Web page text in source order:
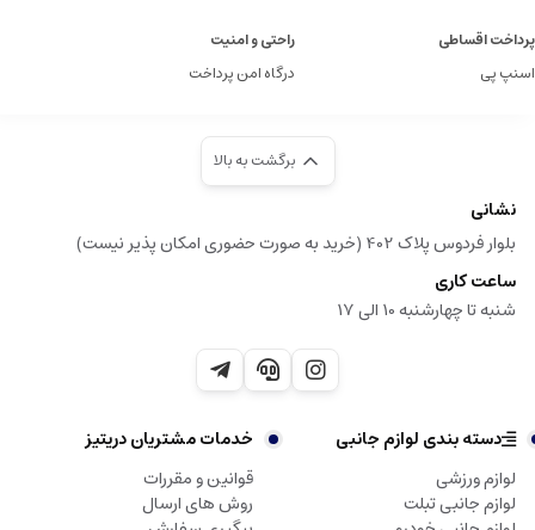
پرداخت اقساطی
اسنپ پی
راحتی و امنیت
درگاه امن پرداخت
برگشت به بالا
نشانی
بلوار فردوس پلاک 402 (خرید به صورت حضوری امکان پذیر نیست)
ساعت کاری
شنبه تا چهارشنبه 10 الی 17
دسته بندی لوازم جانبی
لوازم ورزشی
لوازم جانبی تبلت
خدمات مشتریان دریتیز
قوانین و مقررات
روش های ارسال